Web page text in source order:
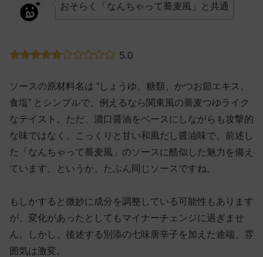
おそらく「なんちゃって蕎麦風」と共通
5.0
ソースの原材料名は “しょうゆ、糖類、かつお節エキス、
食塩” とシンプルで、例えるなら関東風の蕎麦つゆライク
なテイスト。ただ、濃口醤油をベースにしながらも攻撃的
な味ではなく、こっくりと甘い和風だし醤油味で、前述し
た「なんちゃって蕎麦風」のソースに酷似した魅力を備え
ています。というか、たぶん同じソースですね。
もしかすると微妙に成分を調整している可能性もあります
が、変化があったとしてもマイナーチェンジに過ぎませ
ん。しかし、後述する別添の七味唐辛子を加えた途端、雰
囲気は激変。